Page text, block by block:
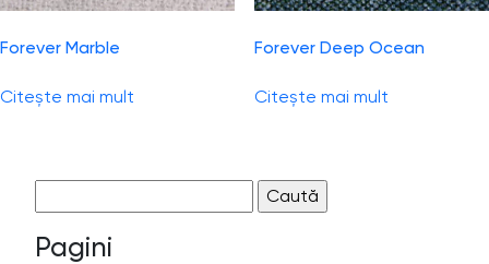
Forever Marble
Citește mai mult
Forever Deep Ocean
Citește mai mult
după:
Pagini